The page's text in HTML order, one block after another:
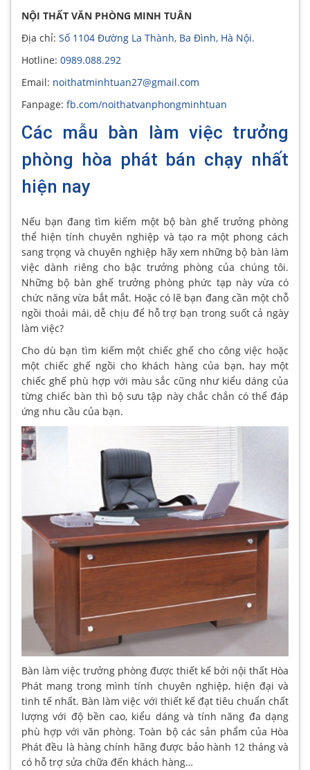
NỘI THẤT VĂN PHÒNG MINH TUÂN
Địa chỉ: Số 1104 Đường La Thành, Ba Đình, Hà Nội.
Hotline: 0989.088.292
Email: noithatminhtuan27@gmail.com
Fanpage: fb.com/noithatvanphongminhtuan
Các mẫu bàn làm việc trưởng
phòng hòa phát bán chạy nhất
hiện nay
Nếu bạn đang tìm kiếm một bộ bàn ghế trưởng phòng
thể hiện tính chuyên nghiệp và tạo ra một phong cách
sang trọng và chuyên nghiệp hãy xem những bộ bàn làm
việc dành riêng cho bậc trưởng phòng của chúng tôi.
Những bộ bàn ghế trưởng phòng phức tạp này vừa có
chức năng vừa bắt mắt. Hoặc có lẽ bạn đang cần một chỗ
ngồi thoải mái, dễ chịu để hỗ trợ bạn trong suốt cả ngày
làm việc?
Cho dù bạn tìm kiếm một chiếc ghế cho công việc hoặc
một chiếc ghế ngồi cho khách hàng của bạn, hay một
chiếc ghế phù hợp với màu sắc cũng như kiểu dáng của
từng chiếc bàn thì bộ sưu tập này chắc chắn có thể đáp
ứng nhu cầu của bạn.
Bàn làm việc trưởng phòng được thiết kế bởi nội thất Hòa
Phát mang trong mình tính chuyên nghiệp, hiện đại và
tinh tế nhất. Bàn làm việc với thiết kế đạt tiêu chuẩn chất
lượng với độ bền cao, kiểu dáng và tính năng đa dạng
phù hợp với văn phòng. Toàn bộ các sản phẩm của Hòa
Phát đều là hàng chính hãng được bảo hành 12 tháng và
có hỗ trợ sửa chữa đến khách hàng…